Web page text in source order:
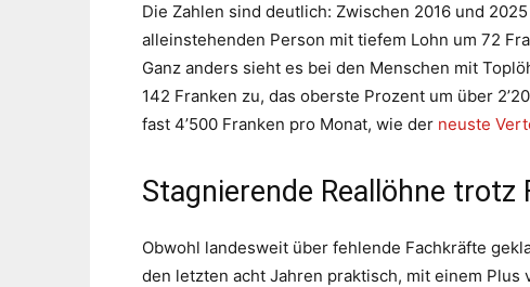
Die Zahlen sind deutlich: Zwischen 2016 und
alleinstehenden Person mit tiefem Lohn um 72
Ganz anders sieht es bei den Menschen mit
142 Franken zu, das oberste Prozent um über
fast 4’500 Franken pro Monat, wie der neuste
Stagnierende Reallöhne trotz
Obwohl landesweit über fehlende Fachkräfte
den letzten acht Jahren praktisch, mit einem Plus